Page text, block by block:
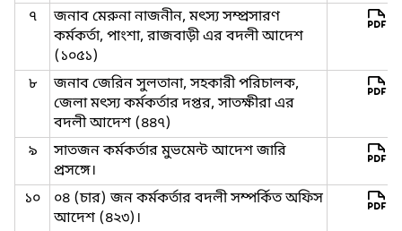
৭
জনাব মেরুনা নাজনীন, মৎস্য সম্প্রসারণ
কর্মকর্তা, পাংশা, রাজবাড়ী এর বদলী আদেশ
(১০৫১)
৮
জনাব জেরিন সুলতানা, সহকারী পরিচালক,
জেলা মৎস্য কর্মকর্তার দপ্তর, সাতক্ষীরা এর
বদলী আদেশ (৪৪৭)
৯
সাতজন কর্মকর্তার মুভমেন্ট আদেশ জারি
প্রসঙ্গে।
১০
০৪ (চার) জন কর্মকর্তার বদলী সম্পর্কিত অফিস
আদেশ (৪২৩)।